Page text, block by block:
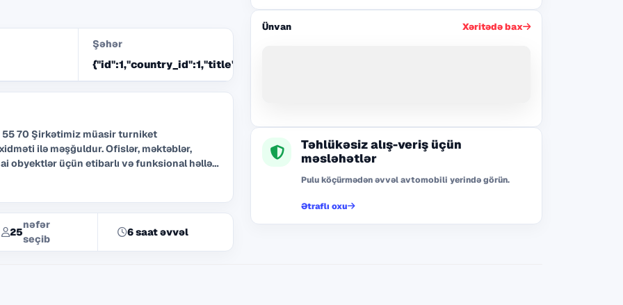
Şəhər
{"id":1,"country_id":1,"title":"Bak\u0131"}
turniket
ilə məşğuldur. Ofislər, məktəblər,
obyektlər üçün etibarlı və funksional həllər
suretli turniket suseli turniket turniket
double turniket tekayaqli turniket
25
nəfər
seçib
6 saat əvvəl
Ünvan Xəritədə bax
Təhlükəsiz alış-veriş üçün
məsləhətlər
Pulu köçürmədən əvvəl avtomobili yerində görün.
Ətraflı oxu